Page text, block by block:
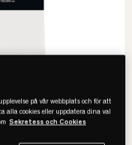
på vår webbplats och för att
alla cookies eller uppdatera dina val
Sekretess och Cookies